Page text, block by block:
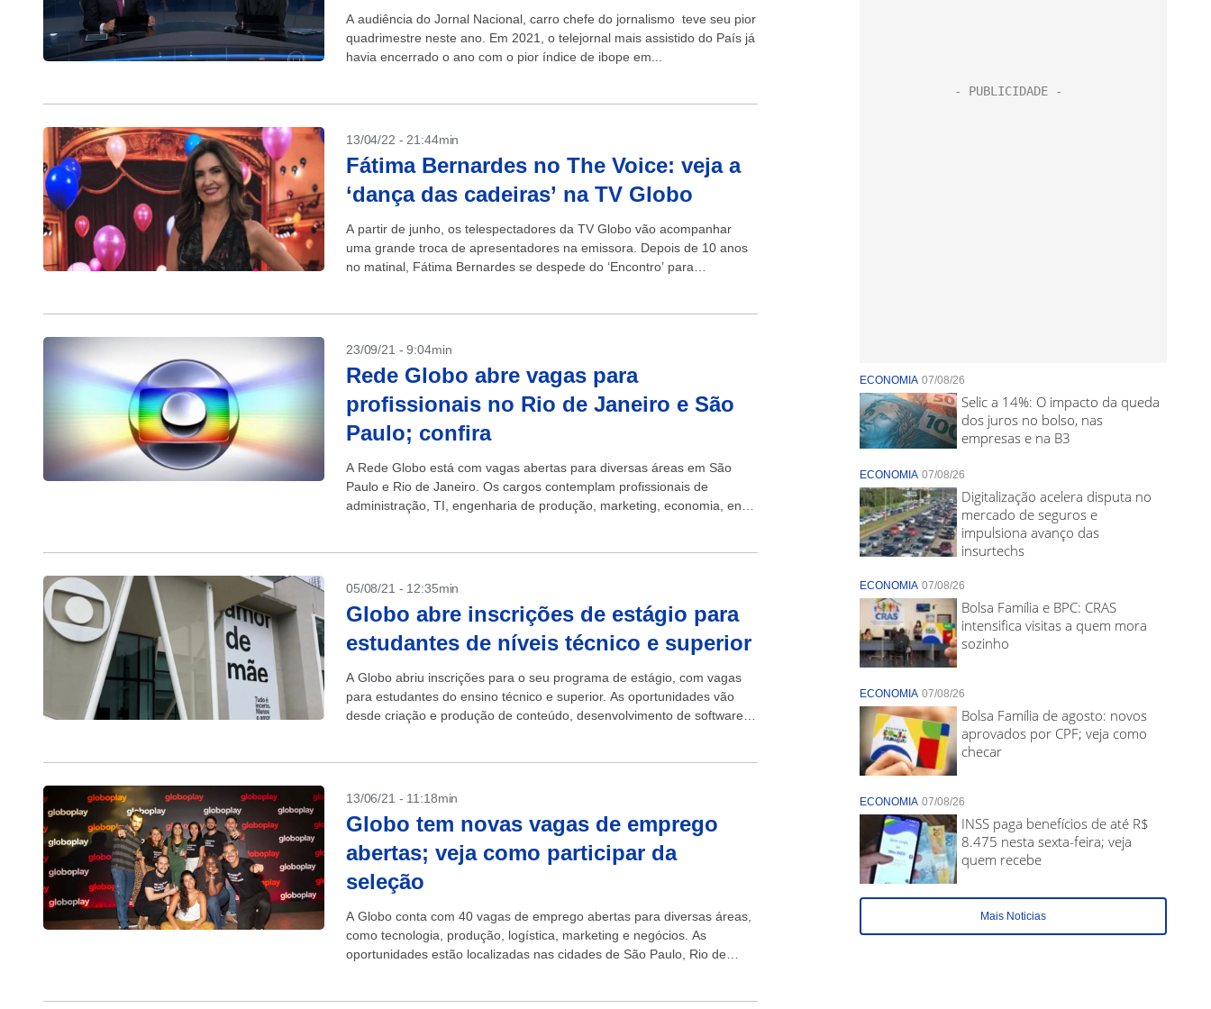
A audiência do Jornal Nacional, carro chefe do jornalismo teve seu pior
quadrimestre neste ano. Em 2021, o telejornal mais assistido do País já
havia encerrado o ano com o pior índice de ibope em...
13/04/22 - 21:44min
Fátima Bernardes no The Voice: veja a
‘dança das cadeiras’ na TV Globo
A partir de junho, os telespectadores da TV Globo vão acompanhar
uma grande troca de apresentadores na emissora. Depois de 10 anos
no matinal, Fátima Bernardes se despede do ‘Encontro’ para
23/09/21 - 9:04min
Rede Globo abre vagas para
profissionais no Rio de Janeiro e São
Paulo; confira
A Rede Globo está com vagas abertas para diversas áreas em São
Paulo e Rio de Janeiro. Os cargos contemplam profissionais de
administração, TI, engenharia de produção, marketing, economia, entre
05/08/21 - 12:35min
Globo abre inscrições de estágio para
estudantes de níveis técnico e superior
A Globo abriu inscrições para o seu programa de estágio, com vagas
para estudantes do ensino técnico e superior. As oportunidades vão
desde criação e produção de conteúdo, desenvolvimento de software,
13/06/21 - 11:18min
Globo tem novas vagas de emprego
abertas; veja como participar da
seleção
A Globo conta com 40 vagas de emprego abertas para diversas áreas,
como tecnologia, produção, logística, marketing e negócios. As
oportunidades estão localizadas nas cidades de São Paulo, Rio de
ECONOMIA 07/08/26
Selic a 14%: O impacto da queda
dos juros no bolso, nas
empresas e na B3
ECONOMIA 07/08/26
Digitalização acelera disputa no
mercado de seguros e
impulsiona avanço das
insurtechs
ECONOMIA 07/08/26
Bolsa Família e BPC: CRAS
intensifica visitas a quem mora
sozinho
ECONOMIA 07/08/26
Bolsa Família de agosto: novos
aprovados por CPF; veja como
checar
ECONOMIA 07/08/26
INSS paga benefícios de até R$
8.475 nesta sexta-feira; veja
quem recebe
Mais Noticias